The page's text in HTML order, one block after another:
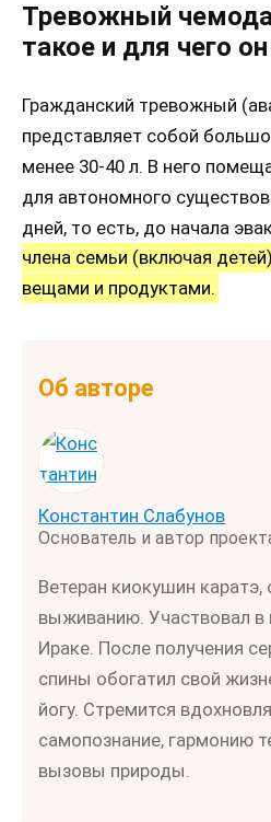
Тревожный
такое и для чего
Гражданский тревожный
представляет собой
менее 30-40 л. В него
для автономного
дней, то есть, до начала
члена семьи (включая
вещами и продуктами.
Об авторе
Константин Слабунов
Основатель и автор
Ветеран киокушин каратэ,
выживанию. Участвовал в
Ираке. После получения
спины обогатил свой
йогу. Стремится
самопознание, гармонию
вызовы природы.